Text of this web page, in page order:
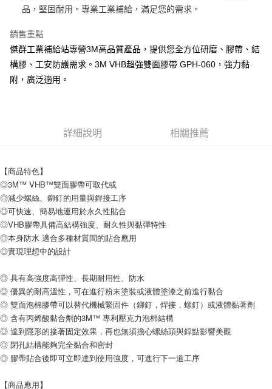
全家取貨付款
每筆NT$60
付款後全家取貨
每筆NT$60
付款後7-11取貨
新竹物流(大件商品、貨量較大)
每筆NT$200，滿NT$5,000(含以上)免運費
品，堅固耐用。專業工業補給，滿足您的需求。
銷售重點
傑群工業補給站專營3M高品質產品，提供您全方位研磨、膠帶、結
構膠、工安防護需求。3M VHB超強雙面膠帶 GPH-060，強力黏
附，廣泛適用。
詳細說明 相關推薦
【商品特色】
◎3M™ VHB™雙面膠帶可取代或
◎減少螺絲、鉚釘的用量與銲接工序
◎可快速、簡易地運用於永久性貼合
◎VHB膠帶具備高結構強度、耐久性與黏彈特性
◎本身防水 適合多種材質間的貼合應用
◎實現理想中的設計
◎ 具有高強度高彈性、長期耐用性、防水
◎ 優異的耐高溫性，可在進行粉末塗裝或液體塗漆之前進行黏合
◎ 雙面泡棉膠帶可以替代機械緊固件（鉚釘，焊接，螺釘）或液體黏著劑
◎ 含有丙烯酸黏合劑的3M™ 專利壓克力泡棉結構
◎ 達到隱形的接著固定效果，再也無須擔心螺絲頭與銲點影響美觀
◎ 閉孔結構能夠完全黏合和密封
◎ 膠帶貼合後即可立即達到使用強度，可進行下一道工序
【商品應用】